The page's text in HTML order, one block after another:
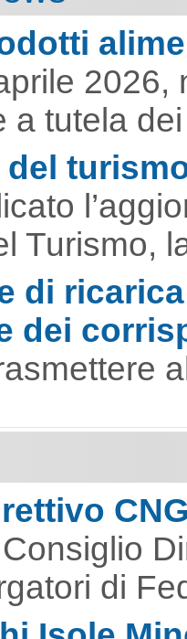
2026,
a tutela
Turismo,
di
dei
di